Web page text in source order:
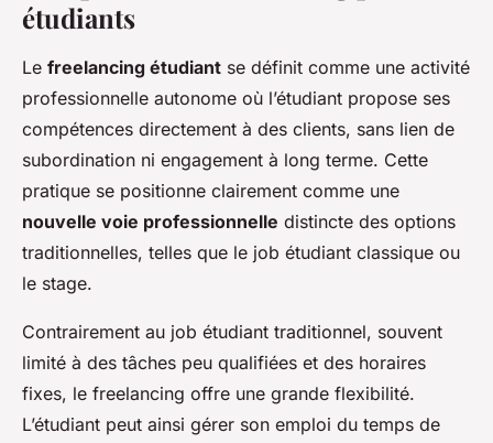
étudiants
Le freelancing étudiant se définit comme une activité
professionnelle autonome où l’étudiant propose ses
compétences directement à des clients, sans lien de
subordination ni engagement à long terme. Cette
pratique se positionne clairement comme une
nouvelle voie professionnelle distincte des options
traditionnelles, telles que le job étudiant classique ou
le stage.
Contrairement au job étudiant traditionnel, souvent
limité à des tâches peu qualifiées et des horaires
fixes, le freelancing offre une grande flexibilité.
L’étudiant peut ainsi gérer son emploi du temps de